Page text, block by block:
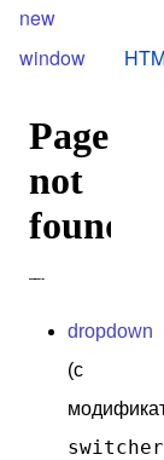
new
window
dropdown
(с
switcher